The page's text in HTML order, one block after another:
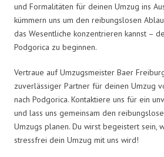
und Formalitäten für deinen Umzug ins
kümmern uns um den reibungslosen
das Wesentliche konzentrieren kannst –
Podgorica zu beginnen.
Vertraue auf Umzugsmeister Baer
zuverlässiger Partner für deinen Umzug
nach Podgorica. Kontaktiere uns für ein
und lass uns gemeinsam den
Umzugs planen. Du wirst begeistert sein,
stressfrei dein Umzug mit uns wird!